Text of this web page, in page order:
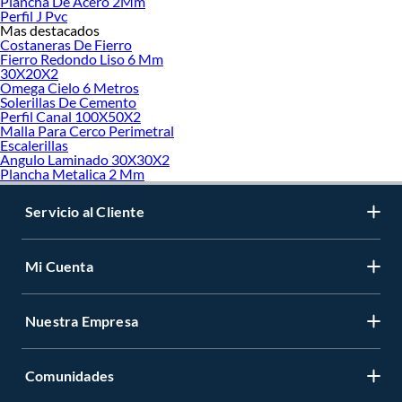
Asimismo, es fundamental considerar la potencia máxima de los
determina la cantidad de luz que proporcionarán. Existen opciones de baja,
media y alta potencia, ideales tanto para iluminación ambiental como para
destacar zonas específicas dentro de un espacio. En nuestro catálogo,
encontrarás modelos ajustables, empotrables, direccionales y de diseño
decorativo, adecuados para salas de estar, dormitorios, pasillos, fachadas y más.
Descubre en Sodimac una gran selección de
diseños funcionales y decorativos, ideales para iluminar cualquier ambiente con
estilo y eficiencia.
Apliqués, focos y plafones
Ampolletas y tubos
Pantallas para Lámparas
Iluminación de Baño y cocina
Iluminación interior
Perfil J Pvc
Mas destacados
Costaneras De Fierro
Fierro Redondo Liso 6 Mm
30X20X2
Omega Cielo 6 Metros
Solerillas De Cemento
Perfil Canal 100X50X2
Malla Para Cerco Perimetral
Escalerillas
Angulo Laminado 30X30X2
Plancha Metalica 2 Mm
Servicio al Cliente
Mi Cuenta
Nuestra Empresa
Comunidades